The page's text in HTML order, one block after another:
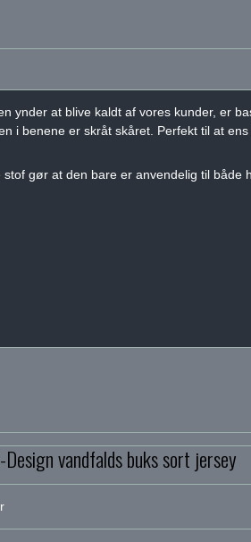
ynder at blive kaldt af vores kunder, er
i benene er skråt skåret. Perfekt til at
gør at den bare er anvendelig til både
vandfalds buks sort jersey